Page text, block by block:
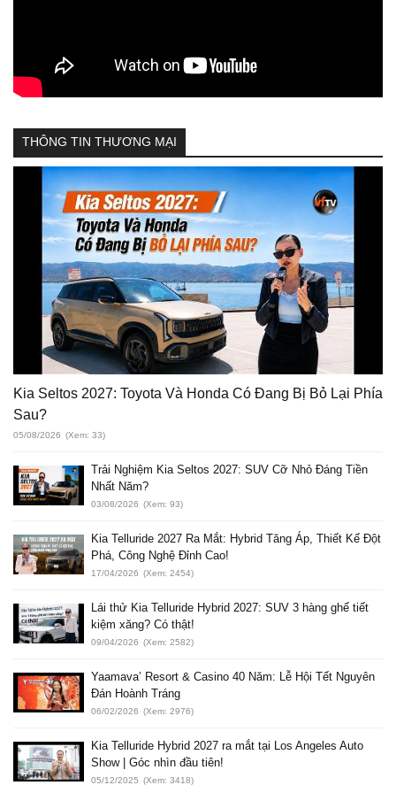
THÔNG TIN THƯƠNG MẠI
Kia Seltos 2027: Toyota Và Honda Có Đang Bị Bỏ Lại Phía
Sau?
05/08/2026 (Xem: 33)
Trải Nghiệm Kia Seltos 2027: SUV Cỡ Nhỏ Đáng Tiền
Nhất Năm?
03/08/2026 (Xem: 93)
Kia Telluride 2027 Ra Mắt: Hybrid Tăng Áp, Thiết Kế Đột
Phá, Công Nghệ Đỉnh Cao!
17/04/2026 (Xem: 2454)
Lái thử Kia Telluride Hybrid 2027: SUV 3 hàng ghế tiết
kiệm xăng? Có thật!
09/04/2026 (Xem: 2582)
Yaamava’ Resort & Casino 40 Năm: Lễ Hội Tết Nguyên
Đán Hoành Tráng
06/02/2026 (Xem: 2976)
Kia Telluride Hybrid 2027 ra mắt tại Los Angeles Auto
Show | Góc nhìn đầu tiên!
05/12/2025 (Xem: 3418)